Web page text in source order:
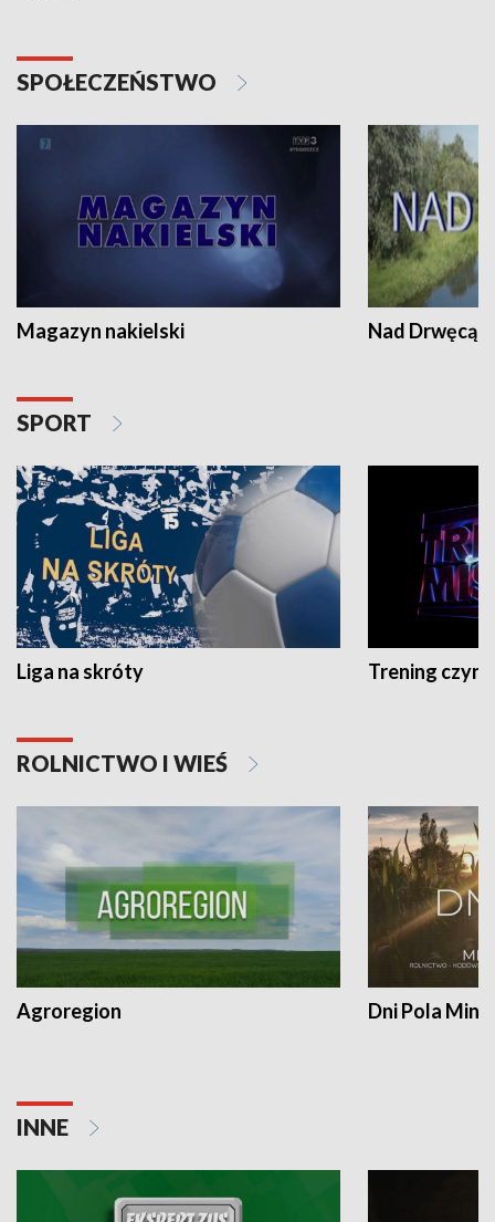
SPOŁECZEŃSTWO
Magazyn nakielski Nad Drwęcą
SPORT
Liga na skróty Trening czyni
ROLNICTWO I WIEŚ
Agroregion Dni Pola
INNE